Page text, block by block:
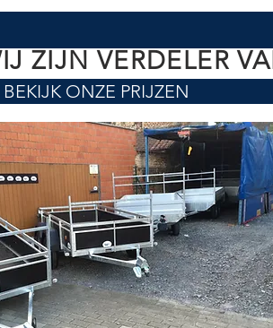
ZIJN VERDELER
BEKIJK ONZE PRIJZEN